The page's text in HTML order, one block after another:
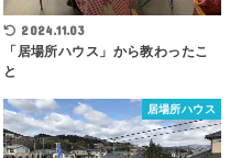
2024.11.03
「居場所ハウス」から教わったこ
と
居場所ハウス